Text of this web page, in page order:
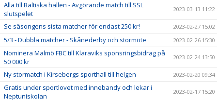
Alla till Baltiska hallen - Avgörande match till SSL
slutspelet
2023-03-13 11:22
Se säsongens sista matcher för endast 250 kr! 2023-02-27 15:02
5/3 - Dubbla matcher - Skånederby och stormöte 2023-02-26 15:30
Nominera Malmö FBC till Klaraviks sponsringsbidrag på
50 000 kr
2023-02-24 13:50
Ny stormatch i Kirsebergs sporthall till helgen 2023-02-20 09:34
Gratis under sportlovet med innebandy och lekar i
Neptuniskolan
2023-02-17 15:20